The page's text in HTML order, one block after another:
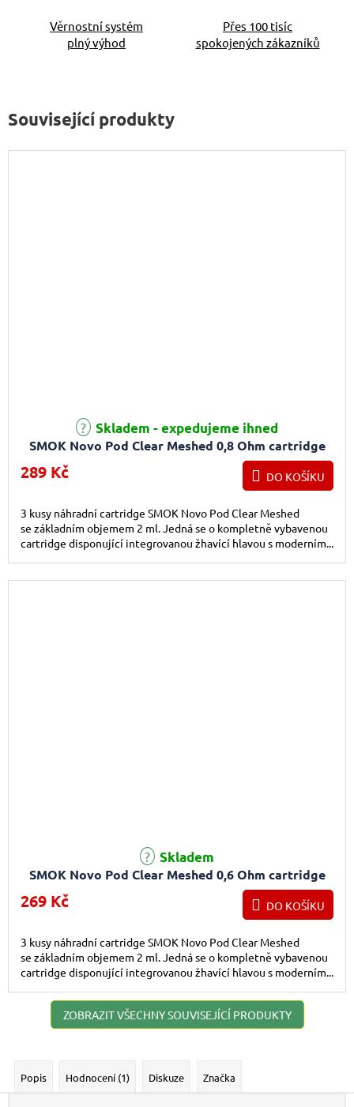
Věrnostní systém
plný výhod
Přes 100 tisíc
spokojených zákazníků
Související produkty
SMOK Novo Pod Clear Meshed 0,8 Ohm cartridge
Skladem - expedujeme ihned
289 Kč DO KOŠÍKU
3 kusy náhradní cartridge SMOK Novo Pod Clear Meshed
se základním objemem 2 ml. Jedná se o kompletně vybavenou
cartridge disponující integrovanou žhavící hlavou s moderním...
SMOK Novo Pod Clear Meshed 0,6 Ohm cartridge
Skladem
269 Kč DO KOŠÍKU
3 kusy náhradní cartridge SMOK Novo Pod Clear Meshed
se základním objemem 2 ml. Jedná se o kompletně vybavenou
cartridge disponující integrovanou žhavící hlavou s moderním...
ZOBRAZIT VŠECHNY SOUVISEJÍCÍ PRODUKTY
Popis Hodnocení (1) Diskuze Značka